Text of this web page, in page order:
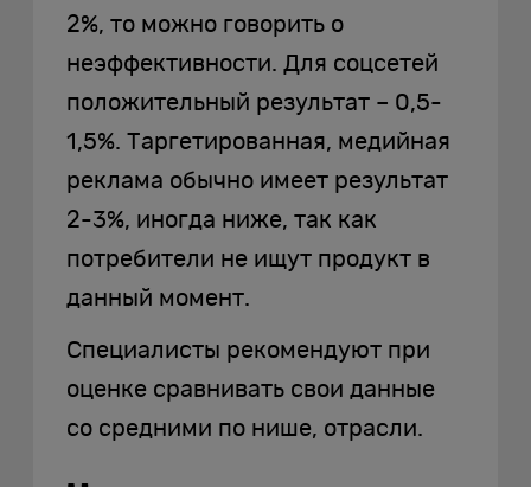
2%, то можно говорить о
неэффективности. Для соцсетей
положительный результат – 0,5-
1,5%. Таргетированная, медийная
реклама обычно имеет результат
2-3%, иногда ниже, так как
потребители не ищут продукт в
данный момент.
Специалисты рекомендуют при
оценке сравнивать свои данные
со средними по нише, отрасли.